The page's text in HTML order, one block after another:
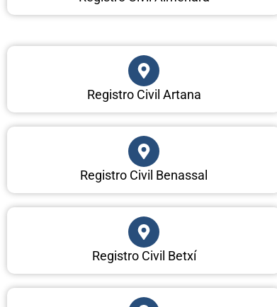
Registro Civil Artana
Registro Civil Benassal
Registro Civil Betxí